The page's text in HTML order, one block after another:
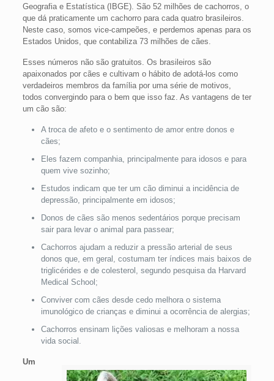
Geografia e Estatística (IBGE). São 52 milhões de cachorros, o
que dá praticamente um cachorro para cada quatro brasileiros.
Neste caso, somos vice-campeões, e perdemos apenas para os
Estados Unidos, que contabiliza 73 milhões de cães.
Esses números não são gratuitos. Os brasileiros são
apaixonados por cães e cultivam o hábito de adotá-los como
verdadeiros membros da família por uma série de motivos,
todos convergindo para o bem que isso faz. As vantagens de ter
um cão são:
A troca de afeto e o sentimento de amor entre donos e
cães;
Eles fazem companhia, principalmente para idosos e para
quem vive sozinho;
Estudos indicam que ter um cão diminui a incidência de
depressão, principalmente em idosos;
Donos de cães são menos sedentários porque precisam
sair para levar o animal para passear;
Cachorros ajudam a reduzir a pressão arterial de seus
donos que, em geral, costumam ter índices mais baixos de
triglicérides e de colesterol, segundo pesquisa da Harvard
Medical School;
Conviver com cães desde cedo melhora o sistema
imunológico de crianças e diminui a ocorrência de alergias;
Cachorros ensinam lições valiosas e melhoram a nossa
vida social.
Um